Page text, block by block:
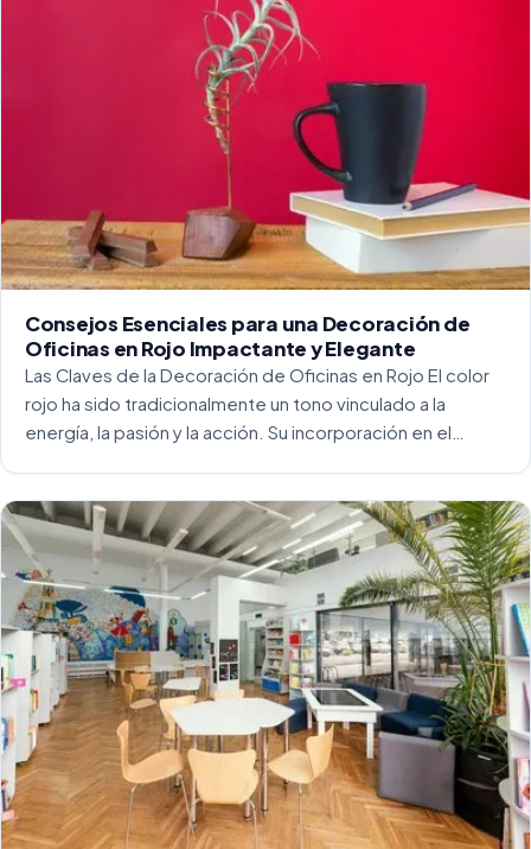
Consejos Esenciales para una Decoración de
Oficinas en Rojo Impactante y Elegante
Las Claves de la Decoración de Oficinas en Rojo El color
rojo ha sido tradicionalmente un tono vinculado a la
energía, la pasión y la acción. Su incorporación en el